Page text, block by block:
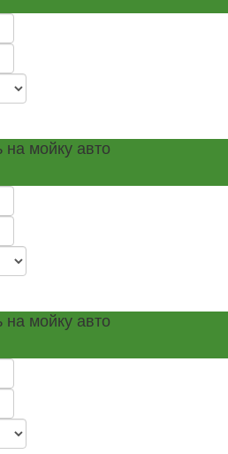
на мойку авто
на мойку авто